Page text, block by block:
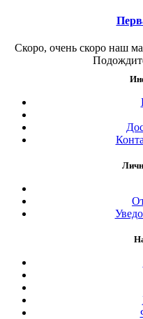
Скоро, очень скоро наш